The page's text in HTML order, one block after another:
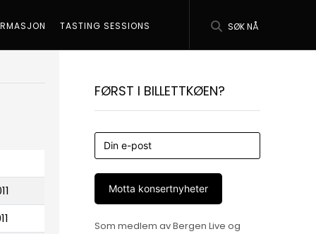
SØK NÅ
TASTING SESSIONS
FØRST I BILLETTKØEN?
Motta konsertnyheter
Som medlem av Bergen Live og